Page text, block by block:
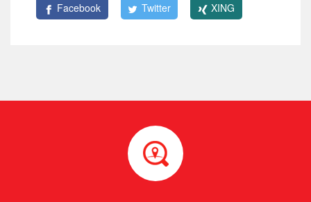
Facebook Twitter XING